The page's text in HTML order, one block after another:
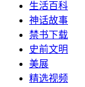
生活百科
神话故事
禁书下载
史前文明
美展
精选视频